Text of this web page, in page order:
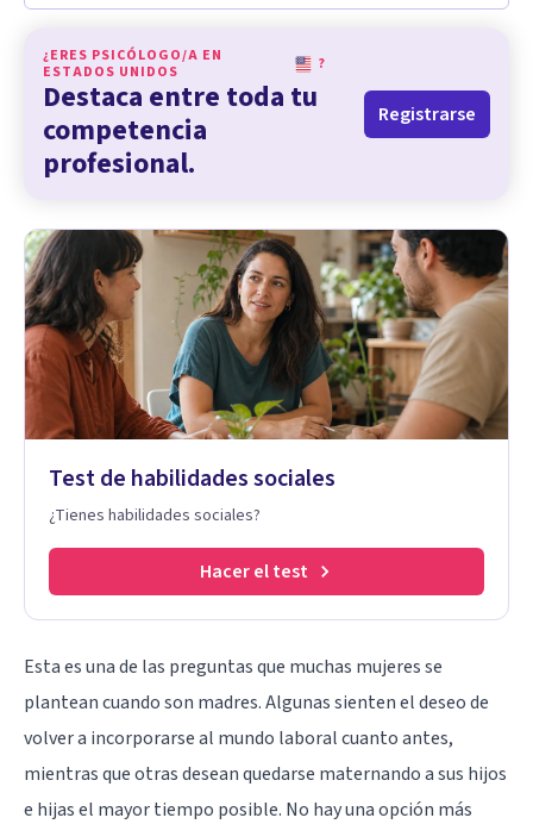
¿ERES PSICÓLOGO/A EN
ESTADOS UNIDOS
?
Destaca entre toda tu
competencia
profesional.
Registrarse
Test de habilidades sociales
¿Tienes habilidades sociales?
Hacer el test
Esta es una de las preguntas que muchas mujeres se
plantean cuando son madres. Algunas sienten el deseo de
volver a incorporarse al mundo laboral cuanto antes,
mientras que otras desean quedarse maternando a sus hijos
e hijas el mayor tiempo posible. No hay una opción más